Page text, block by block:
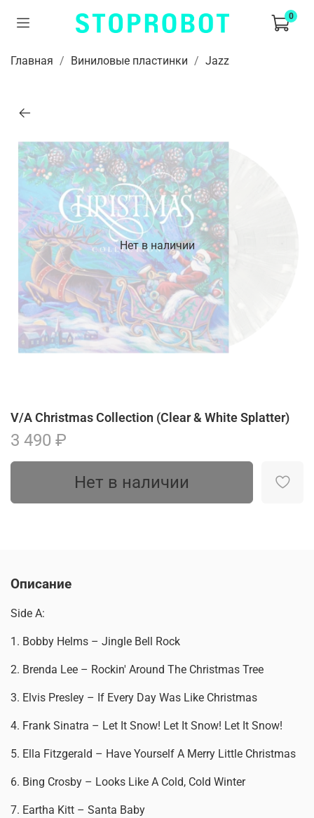
0
Главная Виниловые пластинки Jazz
Нет в наличии
V/A Christmas Collection (Clear & White Splatter)
3 490 ₽
Нет в наличии
Описание
Side A:
1. Bobby Helms – Jingle Bell Rock
2. Brenda Lee – Rockin' Around The Christmas Tree
3. Elvis Presley – If Every Day Was Like Christmas
4. Frank Sinatra – Let It Snow! Let It Snow! Let It Snow!
5. Ella Fitzgerald – Have Yourself A Merry Little Christmas
6. Bing Crosby – Looks Like A Cold, Cold Winter
7. Eartha Kitt – Santa Baby